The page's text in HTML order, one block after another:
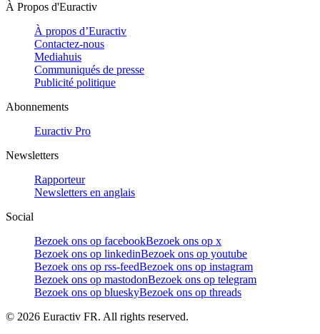
À Propos d'Euractiv
À propos d’Euractiv
Contactez-nous
Mediahuis
Communiqués de presse
Publicité politique
Abonnements
Euractiv Pro
Newsletters
Rapporteur
Newsletters en anglais
Social
Bezoek ons op facebookBezoek ons op x
Bezoek ons op linkedinBezoek ons op youtube
Bezoek ons op rss-feedBezoek ons op instagram
Bezoek ons op mastodonBezoek ons op telegram
Bezoek ons op blueskyBezoek ons op threads
© 2026 Euractiv FR. All rights reserved.